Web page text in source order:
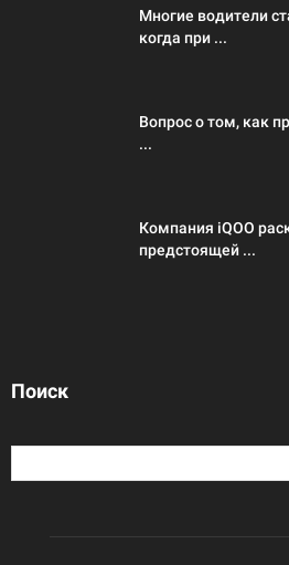
Многие водители
когда при ...
Вопрос о том, как
...
Компания iQOO
предстоящей ...
Поиск